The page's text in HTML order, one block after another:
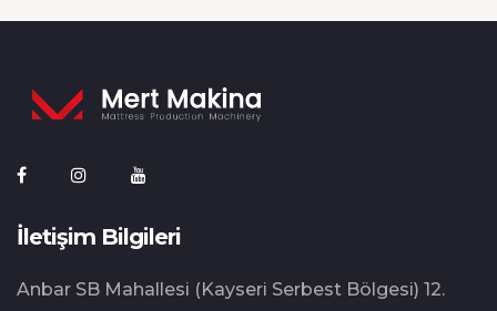
İletişim Bilgileri
Anbar SB Mahallesi (Kayseri Serbest Bölgesi) 12.⁠